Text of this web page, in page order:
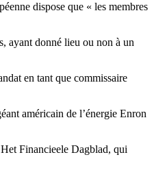
dispose que « les membres
ayant donné lieu ou non à un
en tant que commissaire
américain de l’énergie Enron
Financieele Dagblad, qui